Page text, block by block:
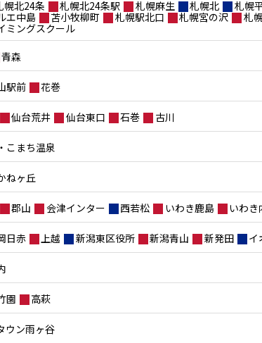
幌北24条 札幌北24条駅 札幌麻生 札幌北 札幌
エ中島
苫小牧柳町 札幌駅北口 札幌宮の沢 札
ミングスクール
青森
駅前 花巻
仙台荒井 仙台東口 石巻 古川
こまち温泉
ねヶ丘
郡山 会津インター 西若松 いわき鹿島 いわき
日赤 上越 新潟東区役所 新潟青山 新発田 イ
園 高萩
ウン雨ヶ谷